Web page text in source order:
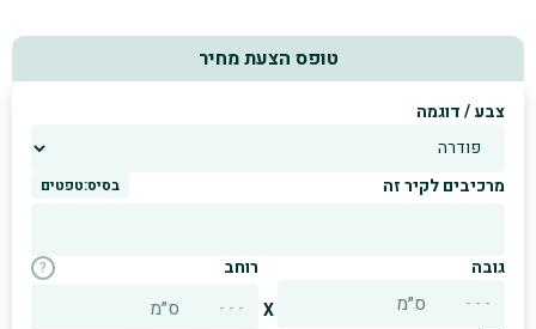
טופס הצעת מחיר
צבע / דוגמה
מרכיבים לקיר זה בסיס:טפטים
גובה
ס״מ X
רוחב ?
ס״מ